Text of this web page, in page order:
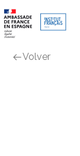
Volver